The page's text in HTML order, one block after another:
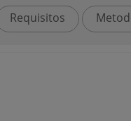
Requisitos